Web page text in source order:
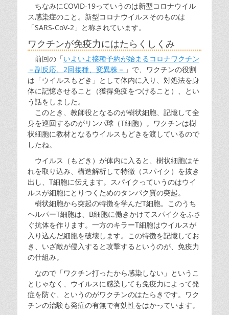
ちなみにCOVID-19っていうのは新型コロナウイル
ス感染症のこと。新型コロナウイルスそのものは
「SARS-CoV-2」と称されています。
ワクチンが免疫力にはたらくしくみ
前回の「いよいよ接種予約が始まるコロナワクチン
－副反応、2回接種、変異株－ 」で、ワクチンの役割
は「ウイルスもどき」として体内に入り、対処法を身
体に記憶させること（獲得免疫をつけること）、とい
う話をしました。
このとき、教師役となるのが樹状細胞、記憶して全
身を巡回するのがリンパ球（T細胞）。ワクチンは樹
状細胞に教材となるウイルスもどきを渡しているので
したね。
ウイルス（もどき）が体内に入ると、樹状細胞はそ
れを取り込み、構造解析して特徴（スパイク）を抜き
出し、T細胞に伝えます。スパイクっていうのはウイ
ルスが細胞にとりつくためのタンパク質の突起。
樹状細胞から突起の特徴を学んだT細胞。このうち
ヘルパーT細胞は、B細胞に働きかけてスパイクをふさ
ぐ抗体を作ります。一方のキラーT細胞はウイルスが
入り込んだ細胞を破壊します。この特徴を記憶してお
き、いざ敵が侵入すると攻撃するというのが、免疫力
の仕組み。
なので「ワクチン打ったから感染しない」というこ
とじゃなく、ウイルスに感染しても免疫力によって発
症を防ぐ、というのがワクチンのはたらきです。ワク
チンの治験も発症の有無で有効性をはかっています。